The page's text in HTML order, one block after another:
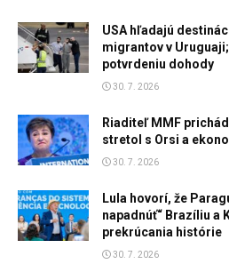
USA hľadajú
migrantov v
potvrdeniu dohody
30. 7. 2026
Riaditeľ MMF
stretol s Orsi a
30. 7. 2026
Lula hovorí, že
napadnúť“ Brazíliu a
prekrúcania histórie
30. 7. 2026